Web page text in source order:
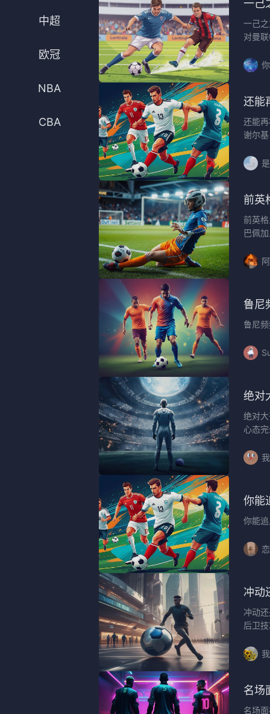
电竞
中超
欧冠
NBA
CBA
一己
一己
对曼
还能
还能
谢尔
前英
前英
巴佩
鲁尼
鲁尼
绝对
绝对
心态
你能
你能
冲动
冲动
后卫
名场
名场